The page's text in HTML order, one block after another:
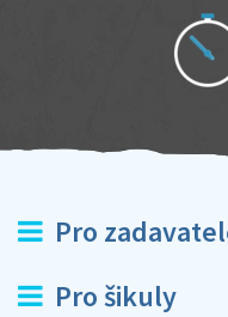
Pro
Pro šikuly